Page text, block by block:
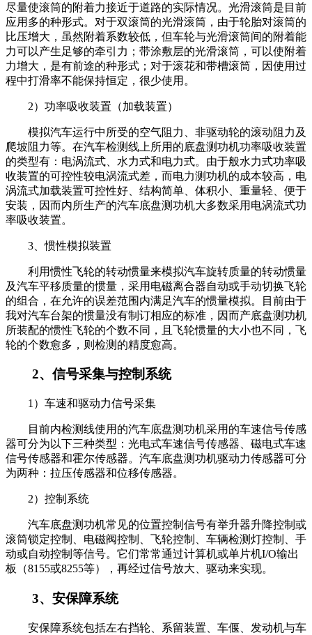
尽量使滚筒的附着力接近于道路的实际情况。光滑滚筒是目前
应用多的种形式。对于双滚筒的光滑滚筒，由于轮胎对滚筒的
比压增大，虽然附着系数较低，但车轮与光滑滚筒间的附着能
力可以产生足够的牵引力；带涂敷层的光滑滚筒，可以使附着
力增大，是有前途的种形式；对于滚花和带槽滚筒，因使用过
程中打滑率不能保持恒定，很少使用。
2）功率吸收装置（加载装置）
模拟汽车运行中所受的空气阻力、非驱动轮的滚动阻力及
爬坡阻力等。在汽车检测线上所用的底盘测功机功率吸收装置
的类型有：电涡流式、水力式和电力式。由于般水力式功率吸
收装置的可控性较电涡流式差，而电力测功机的成本较高，电
涡流式加载装置可控性好、结构简单、体积小、重量轻、便于
安装，因而内所生产的汽车底盘测功机大多数采用电涡流式功
率吸收装置。
3、惯性模拟装置
利用惯性飞轮的转动惯量来模拟汽车旋转质量的转动惯量
及汽车平移质量的惯量，采用电磁离合器自动或手动切换飞轮
的组合，在允许的误差范围内满足汽车的惯量模拟。目前由于
我对汽车台架的惯量没有制订相应的标准，因而产底盘测功机
所装配的惯性飞轮的个数不同，且飞轮惯量的大小也不同，飞
轮的个数愈多，则检测的精度愈高。
2、信号采集与控制系统
1）车速和驱动力信号采集
目前内检测线使用的汽车底盘测功机采用的车速信号传感
器可分为以下三种类型：光电式车速信号传感器、磁电式车速
信号传感器和霍尔传感器。汽车底盘测功机驱动力传感器可分
为两种：拉压传感器和位移传感器。
2）控制系统
汽车底盘测功机常见的位置控制信号有举升器升降控制或
滚筒锁定控制、电磁阀控制、飞轮控制、车辆检测灯控制、手
动或自动控制等信号。它们常常通过计算机或单片机I/O输出
板（8155或8255等），再经过信号放大、驱动来实现。
3、安保障系统
安保障系统包括左右挡轮、系留装置、车偃、发动机与车